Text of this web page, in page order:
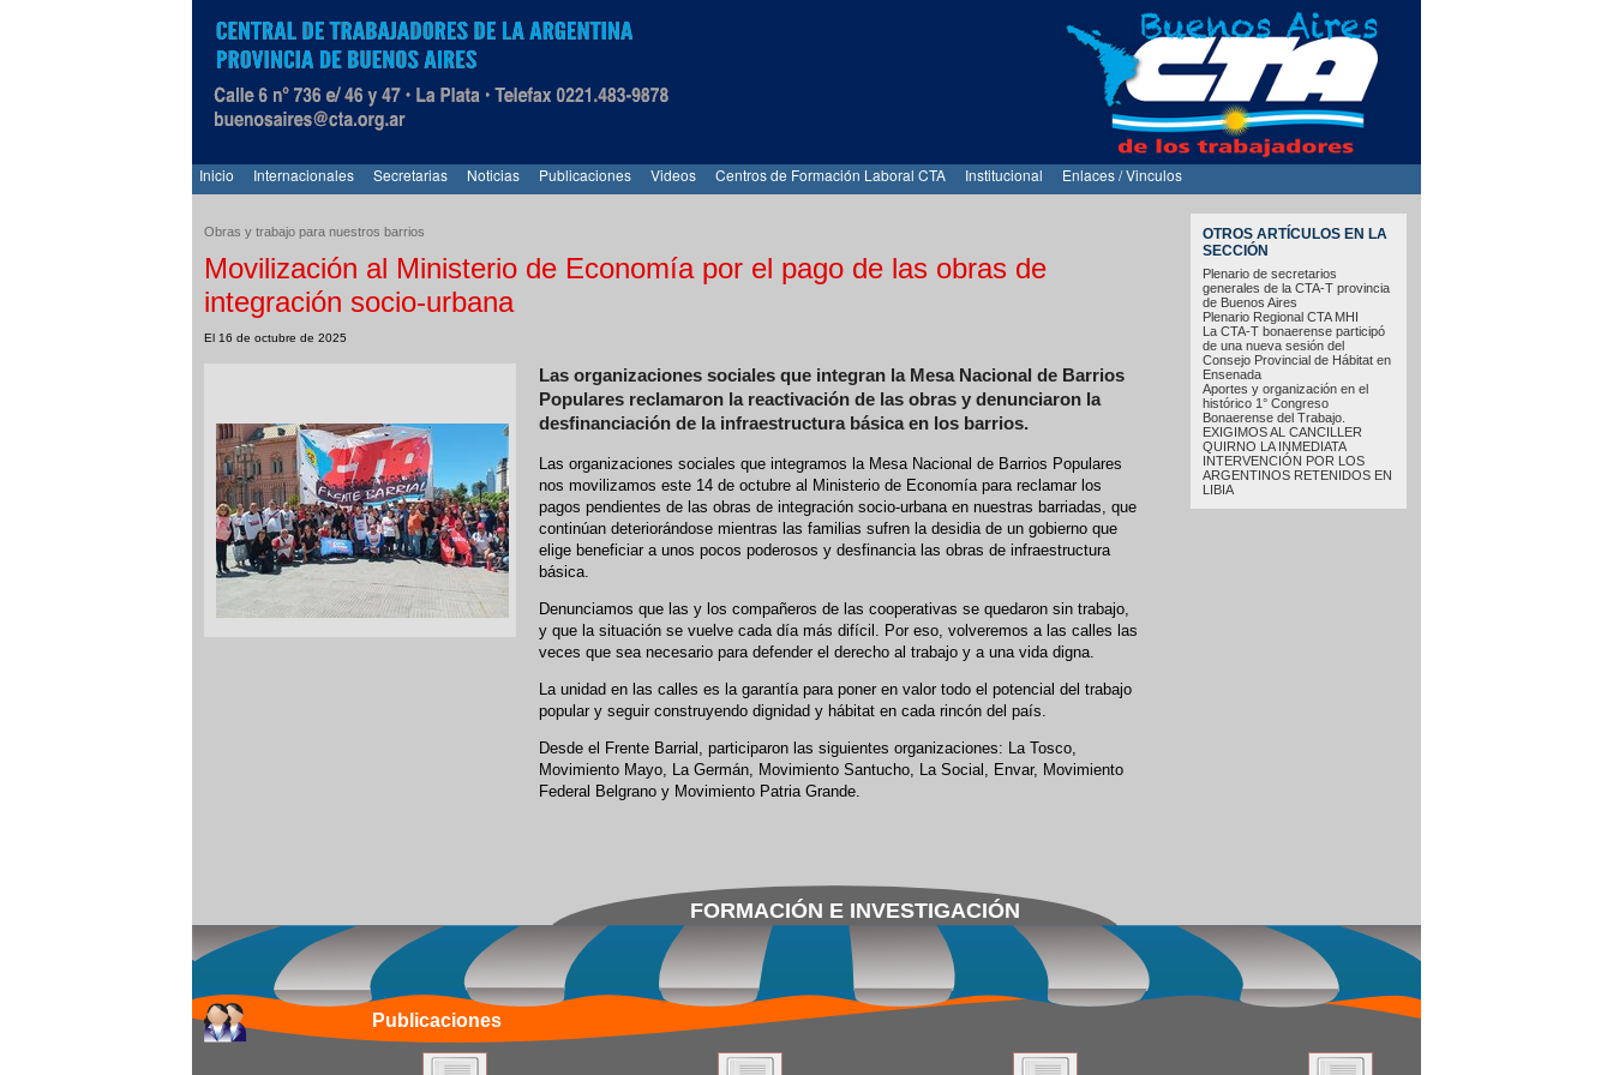
Inicio Internacionales Secretarias Noticias Publicaciones Videos Centros de Formación Laboral CTA Institucional Enlaces / Vinculos
OTROS ARTÍCULOS EN LA
SECCIÓN
Plenario de secretarios
generales de la CTA-T provincia
de Buenos Aires
Plenario Regional CTA MHI
La CTA-T bonaerense participó
de una nueva sesión del
Consejo Provincial de Hábitat en
Ensenada
Aportes y organización en el
histórico 1° Congreso
Bonaerense del Trabajo.
EXIGIMOS AL CANCILLER
QUIRNO LA INMEDIATA
INTERVENCIÓN POR LOS
ARGENTINOS RETENIDOS EN
LIBIA
Obras y trabajo para nuestros barrios
Movilización al Ministerio de Economía por el pago de las obras de
integración socio-urbana
El 16 de octubre de 2025
Las organizaciones sociales que integran la Mesa Nacional de Barrios
Populares reclamaron la reactivación de las obras y denunciaron la
desfinanciación de la infraestructura básica en los barrios.
Las organizaciones sociales que integramos la Mesa Nacional de Barrios Populares
nos movilizamos este 14 de octubre al Ministerio de Economía para reclamar los
pagos pendientes de las obras de integración socio-urbana en nuestras barriadas, que
continúan deteriorándose mientras las familias sufren la desidia de un gobierno que
elige beneficiar a unos pocos poderosos y desfinancia las obras de infraestructura
básica.
Denunciamos que las y los compañeros de las cooperativas se quedaron sin trabajo,
y que la situación se vuelve cada día más difícil. Por eso, volveremos a las calles las
veces que sea necesario para defender el derecho al trabajo y a una vida digna.
La unidad en las calles es la garantía para poner en valor todo el potencial del trabajo
popular y seguir construyendo dignidad y hábitat en cada rincón del país.
Desde el Frente Barrial, participaron las siguientes organizaciones: La Tosco,
Movimiento Mayo, La Germán, Movimiento Santucho, La Social, Envar, Movimiento
Federal Belgrano y Movimiento Patria Grande.
FORMACIÓN E INVESTIGACIÓN
Publicaciones